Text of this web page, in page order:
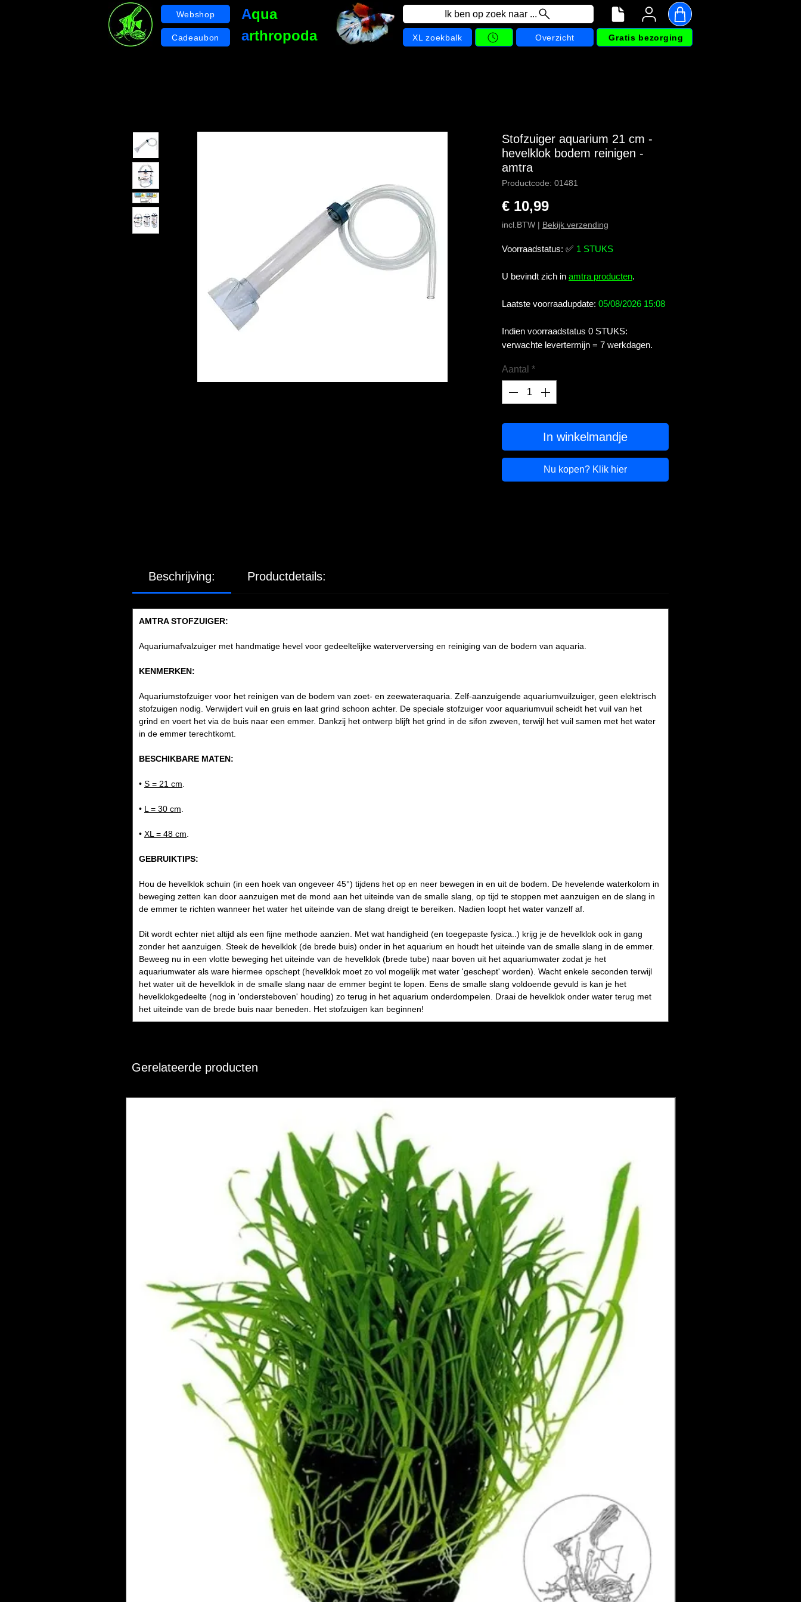
Webshop
Cadeaubon
Aqua
arthropoda
Ik ben op zoek naar ...
XL zoekbalk Overzicht Gratis bezorging
Stofzuiger aquarium 21 cm -
hevelklok bodem reinigen -
amtra
Productcode: 01481
€ 10,99Prijs
incl.BTW | Bekijk verzending
Voorraadstatus: ✅ 1 STUKS
U bevindt zich in amtra producten.
Laatste voorraadupdate: 05/08/2026 15:08
Indien voorraadstatus 0 STUKS:
verwachte levertermijn = 7 werkdagen.
Aantal *
In winkelmandje
Nu kopen? Klik hier
Beschrijving: Productdetails:
AMTRA STOFZUIGER:
Aquariumafvalzuiger met handmatige hevel voor gedeeltelijke waterverversing en reiniging van de bodem van aquaria.
KENMERKEN:
Aquariumstofzuiger voor het reinigen van de bodem van zoet- en zeewateraquaria. Zelf-aanzuigende aquariumvuilzuiger, geen elektrisch
stofzuigen nodig. Verwijdert vuil en gruis en laat grind schoon achter. De speciale stofzuiger voor aquariumvuil scheidt het vuil van het
grind en voert het via de buis naar een emmer. Dankzij het ontwerp blijft het grind in de sifon zweven, terwijl het vuil samen met het water
in de emmer terechtkomt.
BESCHIKBARE MATEN:
• S = 21 cm
• L = 30 cm
• XL = 48 cm
GEBRUIKTIPS:
Hou de hevelklok schuin (in een hoek van ongeveer 45°) tijdens het op en neer bewegen in en uit de bodem. De hevelende waterkolom in
beweging zetten kan door aanzuigen met de mond aan het uiteinde van de smalle slang, op tijd te stoppen met aanzuigen en de slang in
de emmer te richten wanneer het water het uiteinde van de slang dreigt te bereiken. Nadien loopt het water vanzelf af.
Dit wordt echter niet altijd als een fijne methode aanzien. Met wat handigheid (en toegepaste fysica..) krijg je de hevelklok ook in gang
zonder het aanzuigen. Steek de hevelklok (de brede buis) onder in het aquarium en houdt het uiteinde van de smalle slang in de emmer.
Beweeg nu in een vlotte beweging het uiteinde van de hevelklok (brede tube) naar boven uit het aquariumwater zodat je het
aquariumwater als ware hiermee opschept (hevelklok moet zo vol mogelijk met water 'geschept' worden). Wacht enkele seconden terwijl
het water uit de hevelklok in de smalle slang naar de emmer begint te lopen. Eens de smalle slang voldoende gevuld is kan je het
hevelklokgedeelte (nog in 'ondersteboven' houding) zo terug in het aquarium onderdompelen. Draai de hevelklok onder water terug met
het uiteinde van de brede buis naar beneden. Het stofzuigen kan beginnen!
Gerelateerde producten